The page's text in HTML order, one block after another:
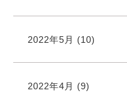
2022年5月 (10)
2022年4月 (9)